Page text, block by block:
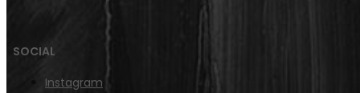
SOCIAL
Instagram